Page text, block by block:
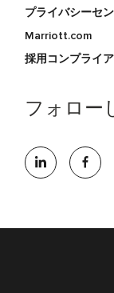
プライバシーセ
Marriott.com
採用コンプライ
フォロー